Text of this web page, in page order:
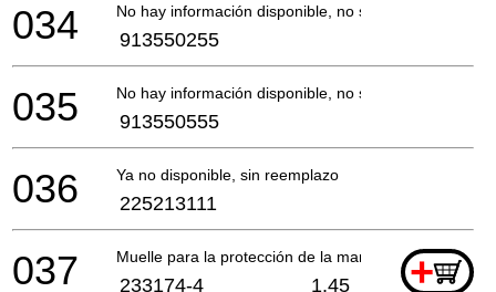
No hay información disponible, no se puede pedir
034 913550255
No hay información disponible, no se puede pedir
035 913550555
Ya no disponible, sin reemplazo
036 225213111
Muelle para la protección de la mano +
037 233174-4 1.45